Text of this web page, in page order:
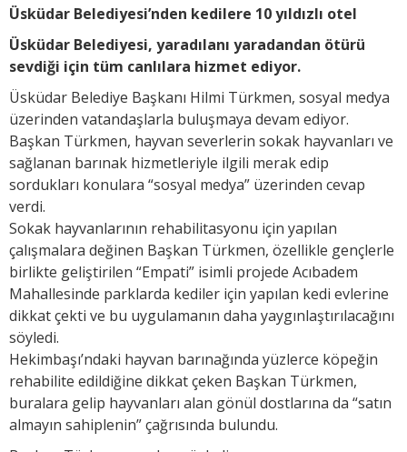
Üsküdar Belediyesi’nden kedilere 10 yıldızlı otel
Üsküdar Belediyesi, yaradılanı yaradandan ötürü
sevdiği için tüm canlılara hizmet ediyor.
Üsküdar Belediye Başkanı Hilmi Türkmen, sosyal medya
üzerinden vatandaşlarla buluşmaya devam ediyor.
Başkan Türkmen, hayvan severlerin sokak hayvanları ve
sağlanan barınak hizmetleriyle ilgili merak edip
sordukları konulara “sosyal medya” üzerinden cevap
verdi.
Sokak hayvanlarının rehabilitasyonu için yapılan
çalışmalara değinen Başkan Türkmen, özellikle gençlerle
birlikte geliştirilen “Empati” isimli projede Acıbadem
Mahallesinde parklarda kediler için yapılan kedi evlerine
dikkat çekti ve bu uygulamanın daha yaygınlaştırılacağını
söyledi.
Hekimbaşı’ndaki hayvan barınağında yüzlerce köpeğin
rehabilite edildiğine dikkat çeken Başkan Türkmen,
buralara gelip hayvanları alan gönül dostlarına da “satın
almayın sahiplenin” çağrısında bulundu.